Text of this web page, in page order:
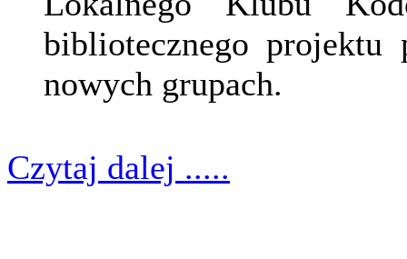
bibliotecznego
nowych grupach.
Czytaj dalej .....